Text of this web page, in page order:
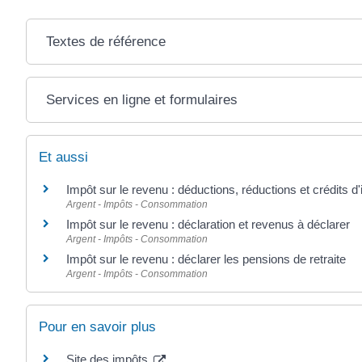
Textes de référence
Services en ligne et formulaires
Et aussi
Impôt sur le revenu : déductions, réductions et crédits
Argent - Impôts - Consommation
Impôt sur le revenu : déclaration et revenus à déclarer
Argent - Impôts - Consommation
Impôt sur le revenu : déclarer les pensions de retraite
Argent - Impôts - Consommation
Pour en savoir plus
Site des impôts